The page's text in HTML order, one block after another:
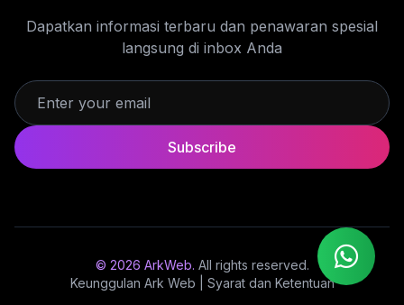
Dapatkan informasi terbaru dan penawaran spesial
langsung di inbox Anda
Subscribe
© 2026 ArkWeb. All rights reserved.
Keunggulan Ark Web
Syarat dan Ketentuan